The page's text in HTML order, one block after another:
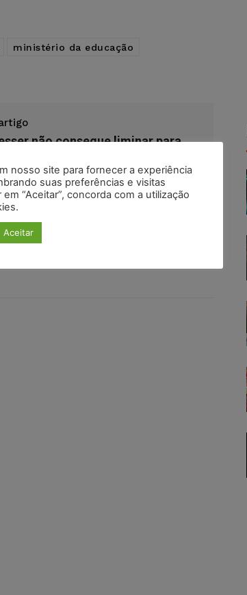
ministério da educação
não consegue liminar para
nosso site para fornecer a experiência
suas preferências e visitas
“Aceitar”, concorda com a utilização
Aceitar